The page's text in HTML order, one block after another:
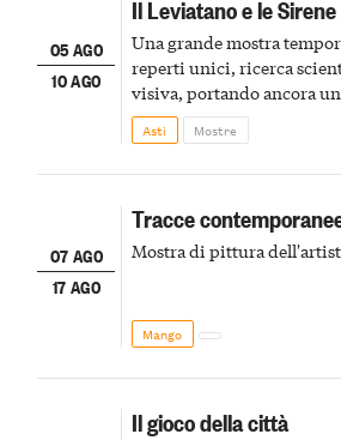
05 AGO
10 AGO
Il Leviatano e le Sirene
Una grande mostra
reperti unici, ricerca
visiva, portando ancora
della scena le meraviglie
Asti Mostre
07 AGO
17 AGO
Tracce
Mostra di pittura
Mango
Il gioco della città